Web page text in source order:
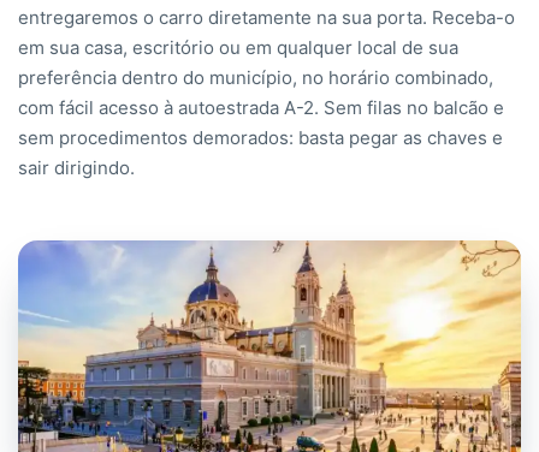
entregaremos o carro diretamente na sua porta. Receba-o
em sua casa, escritório ou em qualquer local de sua
preferência dentro do município, no horário combinado,
com fácil acesso à autoestrada A-2. Sem filas no balcão e
sem procedimentos demorados: basta pegar as chaves e
sair dirigindo.